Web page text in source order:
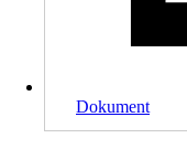
Dokument